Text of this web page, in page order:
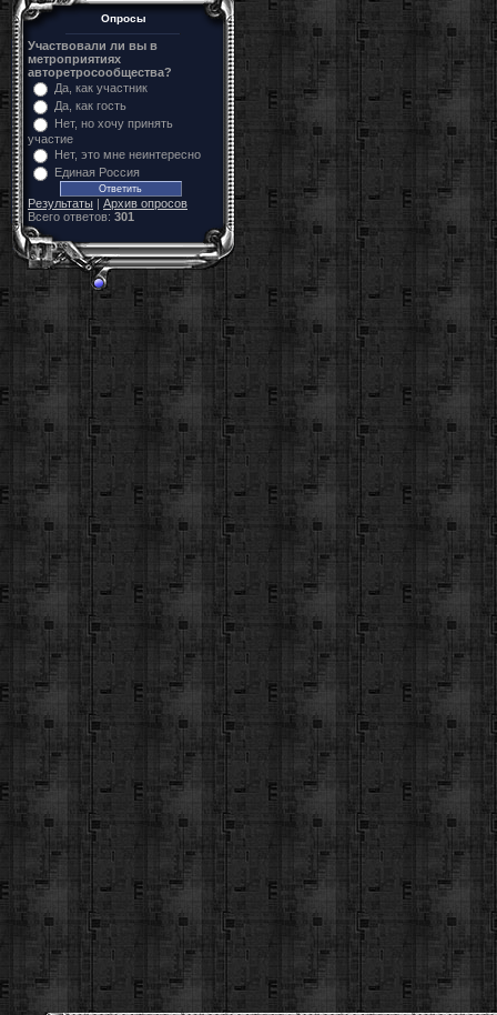
Опросы
Участвовали ли вы в
метроприятиях
авторетросообщества?
Да, как участник
Да, как гость
Нет, но хочу принять
участие
Нет, это мне неинтересно
Единая Россия
Результаты | Архив опросов
Всего ответов: 301